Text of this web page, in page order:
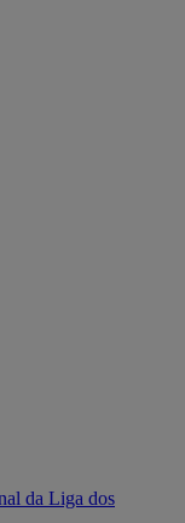
da Liga dos